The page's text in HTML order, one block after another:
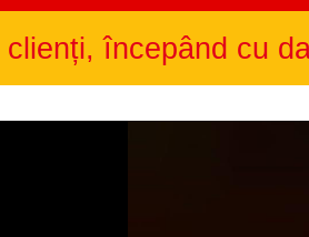
clienți, începând cu